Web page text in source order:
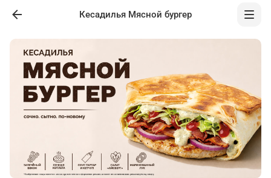
Кесадилья Мясной бургер